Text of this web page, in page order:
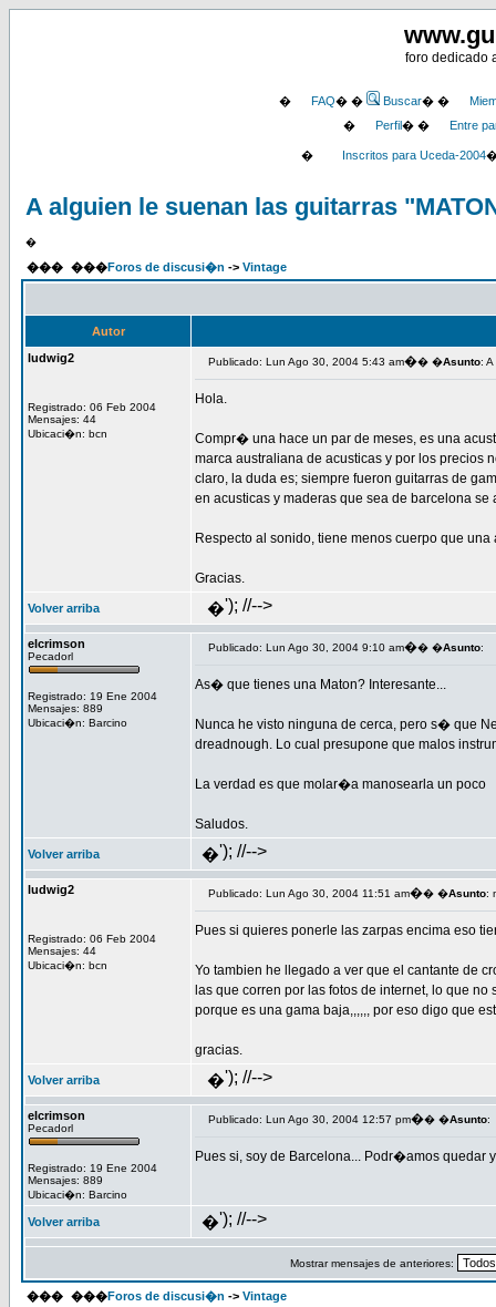
foro dedicado
� FAQ� � Buscar� �
�
Perfil� � Entre
� Inscritos para Uceda-2004
A alguien le suenan las guitarras
�
��� ���Foros de discusi�n -> Vintage
Autor
ludwig2
Registrado: 06 Feb 2004
Mensajes: 44
Ubicaci�n: bcn
Publicado: Lun Ago 30, 2004 5:43 am�� �Asunto:
Hola.
Compr� una hace un par de meses, es una
marca australiana de acusticas y por los precios
claro, la duda es; siempre fueron guitarras de
en acusticas y maderas que sea de barcelona se
Respecto al sonido, tiene menos cuerpo que
Gracias.
Volver arriba �'); //-->
elcrimson
Pecadorl
Registrado: 19 Ene 2004
Mensajes: 889
Ubicaci�n: Barcino
Publicado: Lun Ago 30, 2004 9:10 am�� �Asunto:
As� que tienes una Maton? Interesante...
Nunca he visto ninguna de cerca, pero s� que
dreadnough. Lo cual presupone que malos
La verdad es que molar�a manosearla un poco
Saludos.
Volver arriba �'); //-->
ludwig2
Registrado: 06 Feb 2004
Mensajes: 44
Ubicaci�n: bcn
Publicado: Lun Ago 30, 2004 11:51 am�� �Asunto:
Pues si quieres ponerle las zarpas encima eso
Yo tambien he llegado a ver que el cantante de
las que corren por las fotos de internet, lo que
porque es una gama baja,,,,,, por eso digo que
gracias.
Volver arriba �'); //-->
elcrimson
Pecadorl
Registrado: 19 Ene 2004
Mensajes: 889
Ubicaci�n: Barcino
Publicado: Lun Ago 30, 2004 12:57 pm�� �Asunto:
Pues si, soy de Barcelona... Podr�amos
Volver arriba �'); //-->
Mostrar mensajes de anteriores:
��� ���Foros de discusi�n -> Vintage